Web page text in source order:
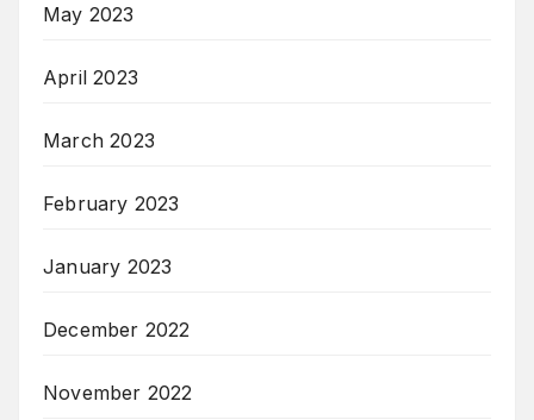
May 2023
April 2023
March 2023
February 2023
January 2023
December 2022
November 2022